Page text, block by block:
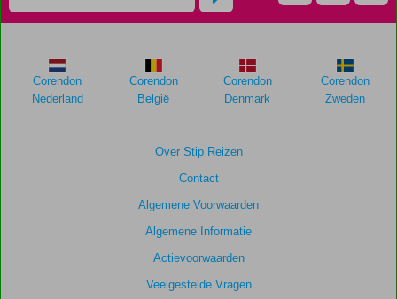
maanden
niet
meer
weergegeven
Over Stip Reizen
Contact
Algemene Voorwaarden
Algemene Informatie
Actievoorwaarden
Veelgestelde Vragen
Corendon
Nederland
Corendon
België
Corendon
Denmark
Corendon
Zweden